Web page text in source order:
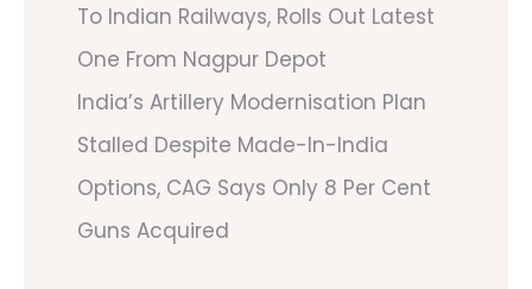
To Indian Railways, Rolls Out Latest
One From Nagpur Depot
India’s Artillery Modernisation Plan
Stalled Despite Made-In-India
Options, CAG Says Only 8 Per Cent
Guns Acquired